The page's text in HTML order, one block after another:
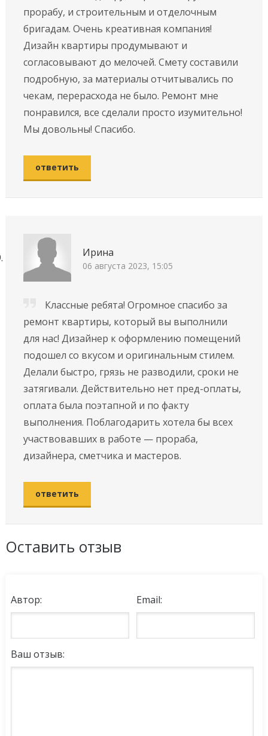
прорабу, и строительным и отделочным
бригадам. Очень креативная компания!
Дизайн квартиры продумывают и
согласовывают до мелочей. Смету составили
подробную, за материалы отчитывались по
чекам, перерасхода не было. Ремонт мне
понравился, все сделали просто изумительно!
Мы довольны! Спасибо.
ответить
Ирина
06 августа 2023, 15:05
Классные ребята! Огромное спасибо за
ремонт квартиры, который вы выполнили
для нас! Дизайнер к оформлению помещений
подошел со вкусом и оригинальным стилем.
Делали быстро, грязь не разводили, сроки не
затягивали. Действительно нет пред-оплаты,
оплата была поэтапной и по факту
выполнения. Поблагодарить хотела бы всех
участвовавших в работе — прораба,
дизайнера, сметчика и мастеров.
ответить
Оставить отзыв
Автор: Email:
Ваш отзыв: